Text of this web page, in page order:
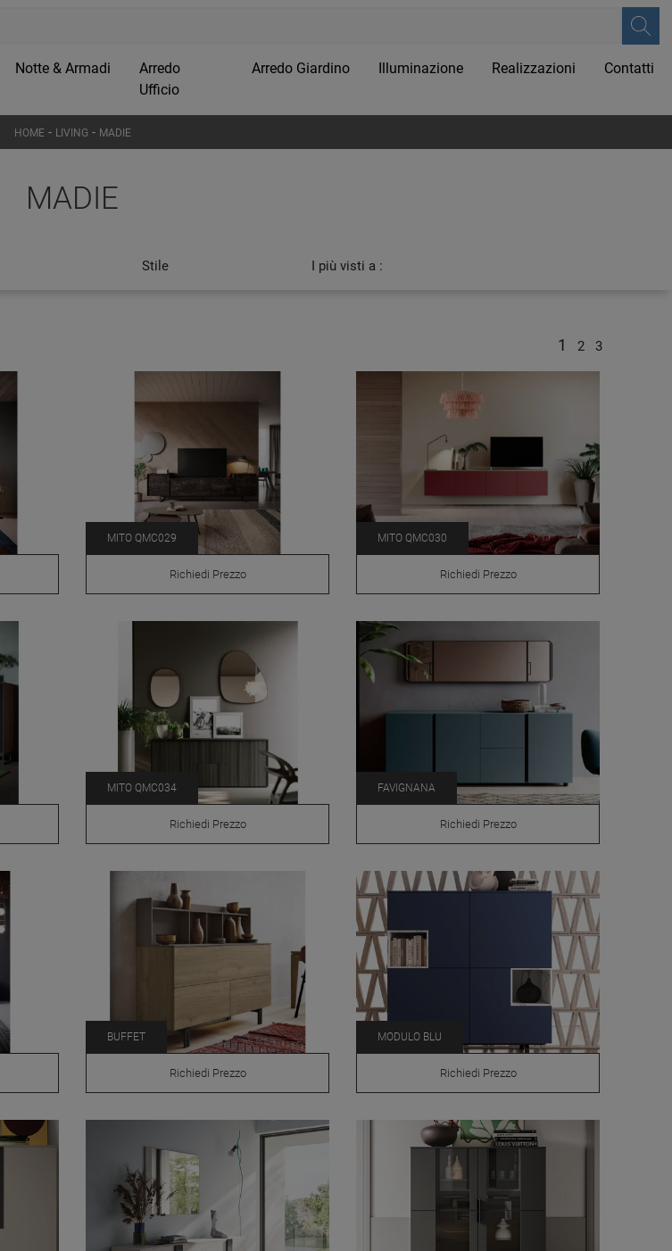
Notte & Armadi
Arredo
Ufficio
Arredo Giardino Illuminazione Realizzazioni Contatti
HOME- LIVING - MADIE
MADIE
Stile I più visti a :
1 2 3
MITO QMC029
Richiedi Prezzo
MITO QMC030
Richiedi Prezzo
MITO QMC034
Richiedi Prezzo
FAVIGNANA
Richiedi Prezzo
BUFFET
Richiedi Prezzo
MODULO BLU
Richiedi Prezzo